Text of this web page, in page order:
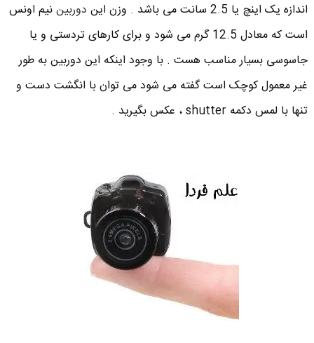
اندازه یک اینچ یا 2.5 سانت می باشد . وزن این
دوربیننیم اونس
است که معادل 12.5 گرم می شود و برای کارهای تردستی و یا
جاسوسی بسیار مناسب هست . با وجود اینکه این دوربین به طور
غیر معمول کوچک است گفته می شود می توان با انگشت دست و
تنها با لمس دکمه shutter ، عکس بگیرید .